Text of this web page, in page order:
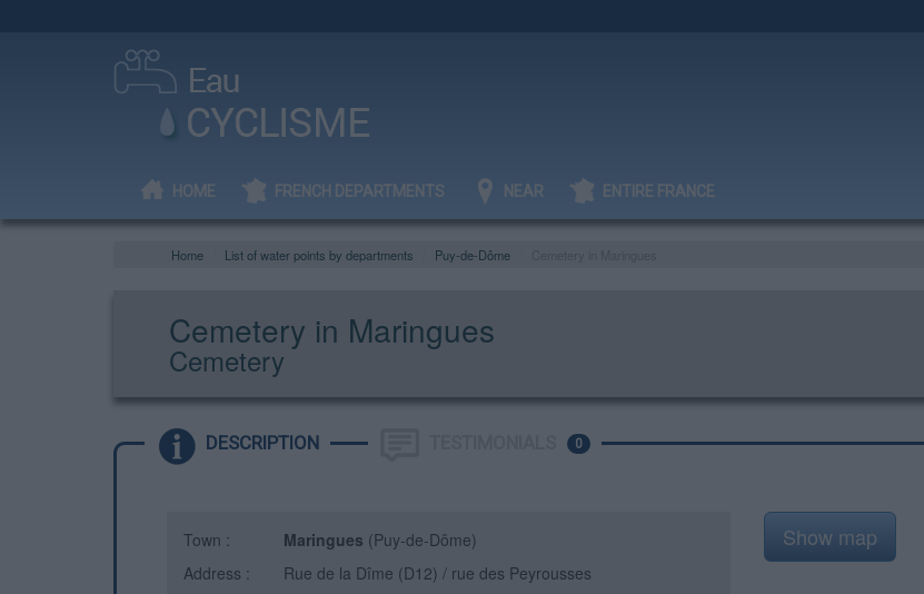
HOME FRENCH DEPARTMENTS NEAR ENTIRE FRANCE
Home List of water points by departments Puy-de-Dôme
Cemetery in Maringues
Cemetery
DESCRIPTION 0
Town : Maringues (Puy-de-Dôme)
Address :
Rue de la Dîme (D12) / rue des Peyrousses
Show map